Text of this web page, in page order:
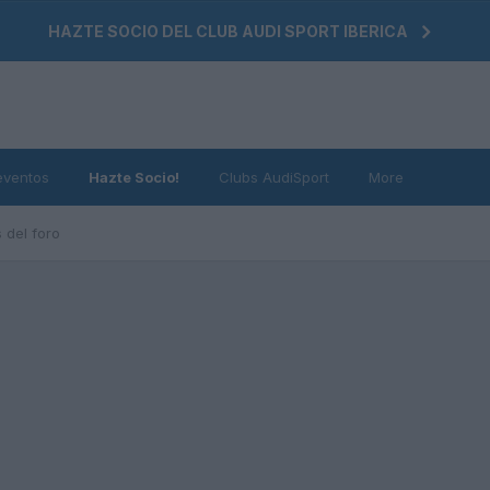
HAZTE SOCIO DEL CLUB AUDI SPORT IBERICA
del foro
Hazte Socio! Clubs AudiSport More